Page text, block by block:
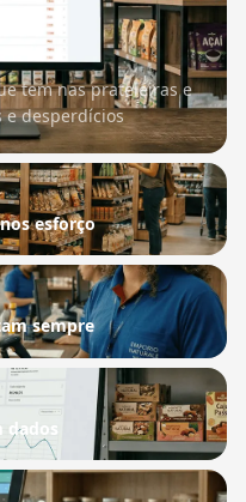
tem nas prateleiras e
desperdícios
esforço
sempre
dados